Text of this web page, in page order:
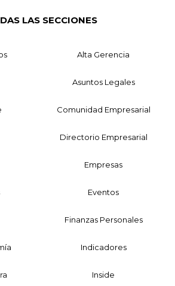
LAS SECCIONES
Alta Gerencia
Asuntos Legales
Comunidad Empresarial
Directorio Empresarial
Empresas
Eventos
Finanzas Personales
Indicadores
Inside